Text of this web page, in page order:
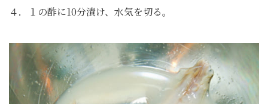
４．１の酢に10分漬け、水気を切る。